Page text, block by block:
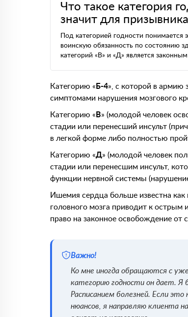
Что такое категория
значит для призывника
Под категорией годности понимается
воинскую обязанность по состоянию
категорий «В» и «Д» является
Категорию « Б-4», с которой в армию
симптомами нарушения мозгового
Категорию « В» (молодой человек
стадии или перенесший инсульт
в легкой форме либо полностью
Категорию «Д» (молодой человек
стадии или перенесшим инсульт,
функции нервной системы
Ишемия сердца больше известна
головного мозга приводит к острым
право на законное освобождение
Важно!
Ко мне иногда обращаются с
категорию годности он дает. Я
Расписанием болезней. Если
нюансов, я направляю клиента